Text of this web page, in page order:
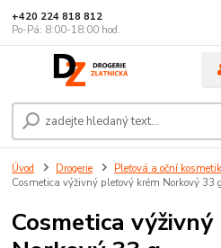
+420 224 818 812
Po-Pá: 8:00-18:00 hod.
Úvod Drogerie Pleťová a oční
Cosmetica výživný pleťový krém Norkový 33 g
Cosmetica